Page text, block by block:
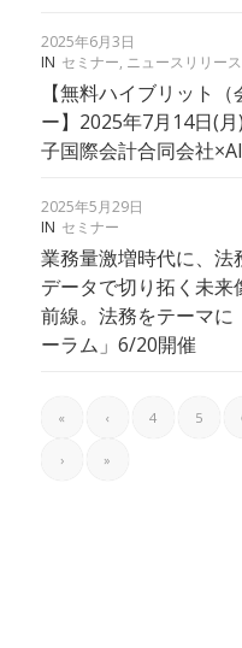
2025年6月3日
IN セミナー, ニュースリリース
【無料ハイブリット
ー】2025年7月14日(
子国際会計合同会社
2025年5月29日
IN セミナー
業務量激増時代に、法
データで切り拓く未
前線。法務をテーマに
ーラム」6/20開催
« ‹ 4 5
› »